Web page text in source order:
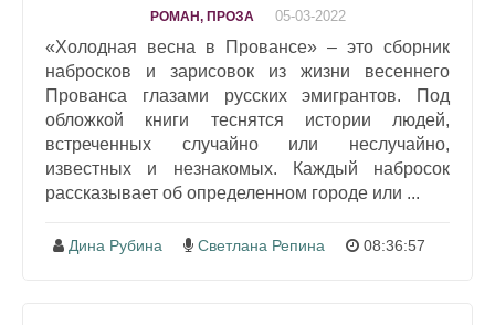
РОМАН, ПРОЗА 05-03-2022
«Холодная весна в Провансе» – это сборник
набросков и зарисовок из жизни весеннего
Прованса глазами русских эмигрантов. Под
обложкой книги теснятся истории людей,
встреченных случайно или неслучайно,
известных и незнакомых. Каждый набросок
рассказывает об определенном городе или ...
Дина Рубина Светлана Репина 08:36:57